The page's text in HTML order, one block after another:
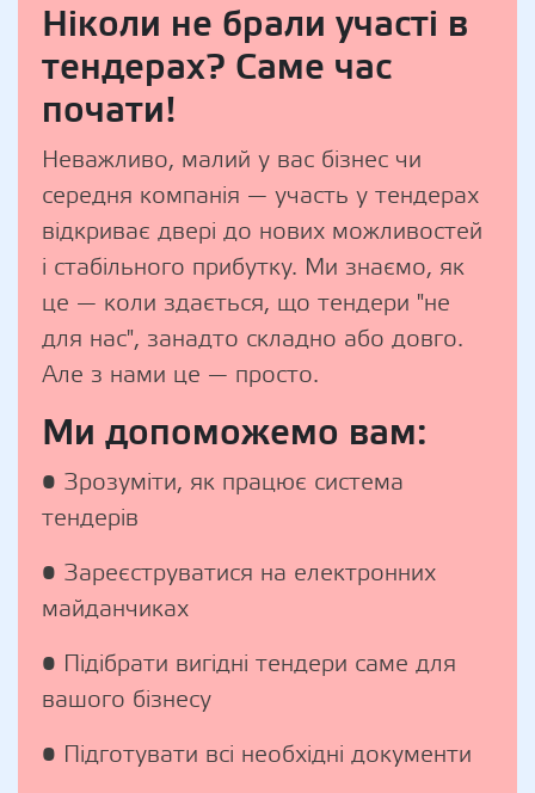
Ніколи не брали участі в
тендерах? Саме час
почати!
Неважливо, малий у вас бізнес чи
середня компанія — участь у тендерах
відкриває двері до нових можливостей
і стабільного прибутку. Ми знаємо, як
це — коли здається, що тендери "не
для нас", занадто складно або довго.
Але з нами це — просто.
Ми допоможемо вам:
• Зрозуміти, як працює система
тендерів
• Зареєструватися на електронних
майданчиках
• Підібрати вигідні тендери саме для
вашого бізнесу
• Підготувати всі необхідні документи